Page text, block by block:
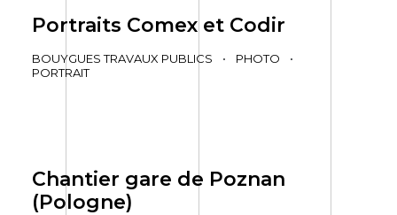
Portraits Comex et Codir
BOUYGUES TRAVAUX PUBLICS • PHOTO
•
PORTRAIT
Chantier gare de Poznan
(Pologne)